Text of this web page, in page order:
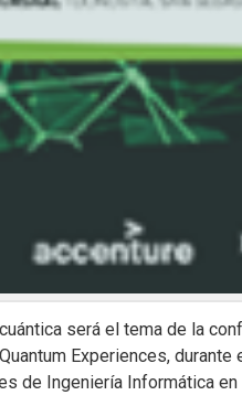
será el tema de la
Experiences,
de Ingeniería Informática en